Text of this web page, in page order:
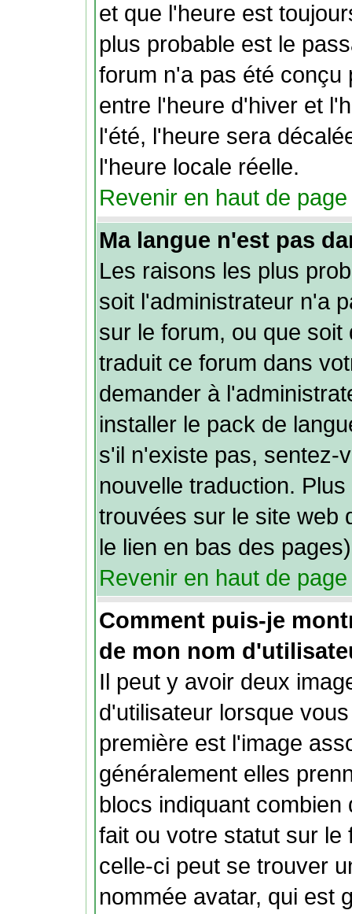
et que l'heure est
plus probable est le
forum n'a pas été conçu
entre l'heure d'hiver et
l'été, l'heure sera
l'heure locale réelle.
Revenir en haut de page
Ma langue n'est pas
Les raisons les plus
soit l'administrateur n'a
sur le forum, ou que
traduit ce forum dans
demander à
installer le pack de
s'il n'existe pas, sentez-
nouvelle traduction.
trouvées sur le site web
le lien en bas des
Revenir en haut de page
Comment puis-je
de mon nom
Il peut y avoir deux
d'utilisateur lorsque
première est l'image
généralement elles
blocs indiquant
fait ou votre statut sur le
celle-ci peut se trouver
nommée avatar, qui est